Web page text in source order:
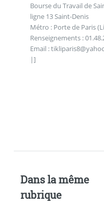
Bourse du Travail de
ligne 13 Saint-Denis
Métro : Porte de Paris
Renseignements :
Email :
|]
Dans la même
rubrique